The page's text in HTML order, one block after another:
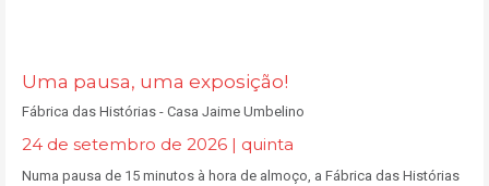
Uma pausa, uma exposição!
Fábrica das Histórias - Casa Jaime Umbelino
24 de setembro de 2026 | quinta
Numa pausa de 15 minutos à hora de almoço, a Fábrica das Histórias